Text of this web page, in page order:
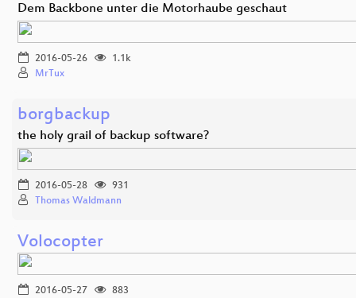
Dem Backbone unter die Motorhaube geschaut
2016-05-26
1.1k
MrTux
borgbackup
the holy grail of backup software?
2016-05-28
931
Thomas Waldmann
Volocopter
2016-05-27
883